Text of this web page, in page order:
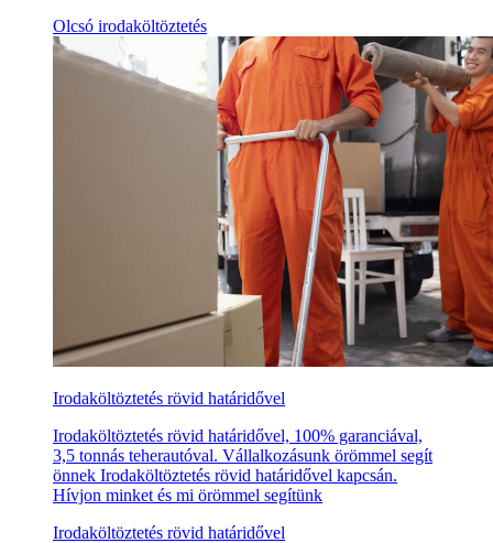
Olcsó irodaköltöztetés
Irodaköltöztetés rövid határidővel
Irodaköltöztetés rövid határidővel, 100% garanciával,
3,5 tonnás teherautóval. Vállalkozásunk örömmel segít
önnek Irodaköltöztetés rövid határidővel kapcsán.
Hívjon minket és mi örömmel segítünk
Irodaköltöztetés rövid határidővel